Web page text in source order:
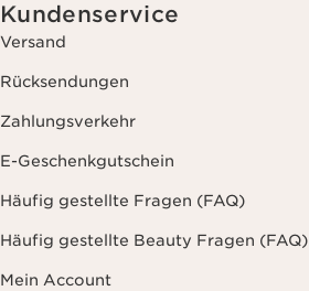
Kundenservice
Versand
Rücksendungen
Zahlungsverkehr
E-Geschenkgutschein
Häufig gestellte Fragen (FAQ)
Häufig gestellte Beauty Fragen (FAQ)
Mein Account